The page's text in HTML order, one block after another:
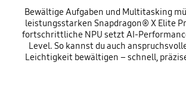
Bewältige Aufgaben und Multitasking
leistungsstarken Snapdragon® X Elite
fortschrittliche NPU setzt AI-
Level. So kannst du auch
Leichtigkeit bewältigen – schnell,